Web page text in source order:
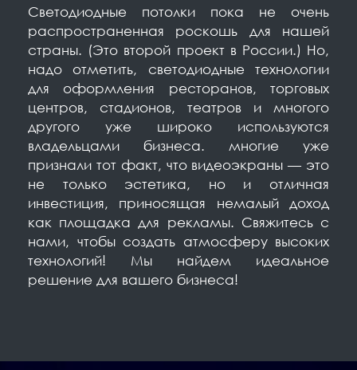
Светодиодные потолки пока не очень
распространенная роскошь для нашей
страны. (Это второй проект в России.) Но,
надо отметить, светодиодные технологии
для оформления ресторанов, торговых
центров, стадионов, театров и многого
другого уже широко используются
владельцами бизнеса. многие уже
признали тот факт, что видеоэкраны — это
не только эстетика, но и отличная
инвестиция, приносящая немалый доход
как площадка для рекламы. Свяжитесь с
нами, чтобы создать атмосферу высоких
технологий! Мы найдем идеальное
решение для вашего бизнеса!